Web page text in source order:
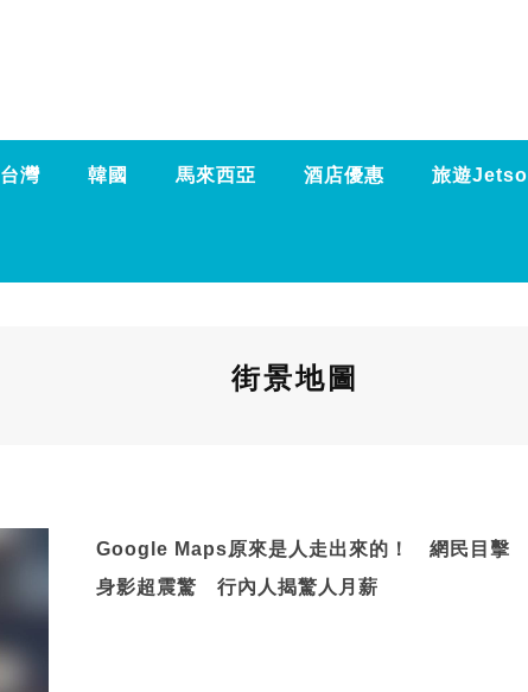
台灣 韓國 馬來西亞 酒店優惠 旅遊Jetso
街景地圖
Google Maps原來是人走出來的！ 網民目擊
身影超震驚 行內人揭驚人月薪